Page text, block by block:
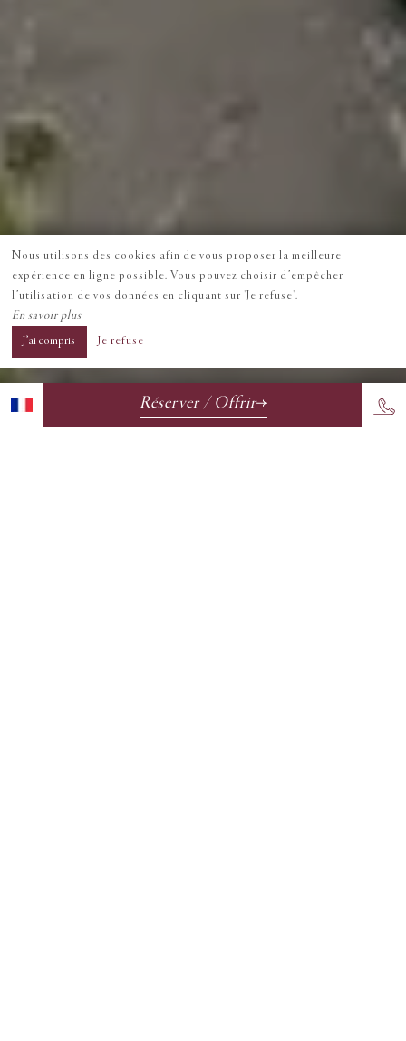
Réserver / Offrir
Nous utilisons des cookies afin de vous proposer la meilleure
expérience en ligne possible. Vous pouvez choisir d’empêcher
l’utilisation de vos données en cliquant sur 'Je refuse'.
En savoir plus
J’ai compris Je refuse